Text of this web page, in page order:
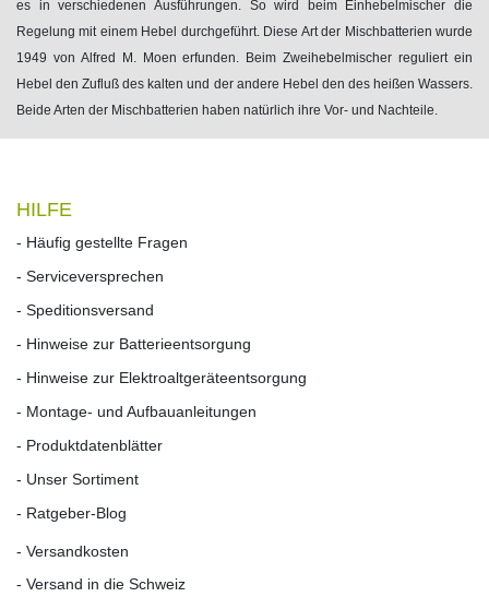
es in verschiedenen Ausführungen. So wird beim Einhebelmischer die
Regelung mit einem Hebel durchgeführt. Diese Art der Mischbatterien wurde
1949 von Alfred M. Moen erfunden. Beim Zweihebelmischer reguliert ein
Hebel den Zufluß des kalten und der andere Hebel den des heißen Wassers.
Beide Arten der Mischbatterien haben natürlich ihre Vor- und Nachteile.
HILFE
- Häufig gestellte Fragen
- Serviceversprechen
- Speditionsversand
- Hinweise zur Batterieentsorgung
- Hinweise zur Elektroaltgeräteentsorgung
- Montage- und Aufbauanleitungen
- Produktdatenblätter
- Unser Sortiment
- Ratgeber-Blog
- Versandkosten
- Versand in die Schweiz